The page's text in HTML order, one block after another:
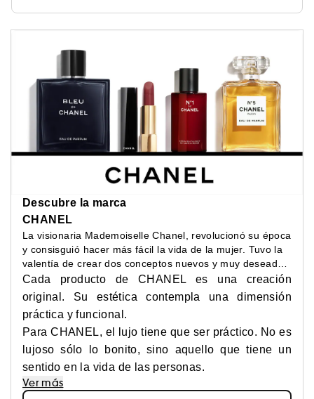
Descubre la marca
CHANEL
La visionaria Mademoiselle Chanel, revolucionó su época
y consisguió hacer más fácil la vida de la mujer. Tuvo la
valentía de crear dos conceptos nuevos y muy deseados
entre las mujeres de su época: elegancia cómoda y
belleza depurada.
Cada producto de CHANEL es una creación
original. Su estética contempla una dimensión
práctica y funcional.
Para CHANEL, el lujo tiene que ser práctico. No es
lujoso sólo lo bonito, sino aquello que tiene un
sentido en la vida de las personas.
Ver más